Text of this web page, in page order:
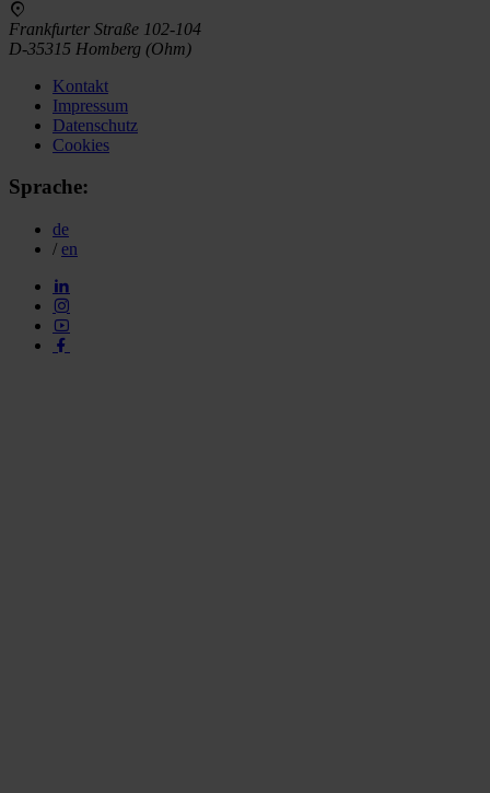
Frankfurter Straße 102-104
D-35315 Homberg (Ohm)
Kontakt
Impressum
Datenschutz
Cookies
Sprache:
de
/ en